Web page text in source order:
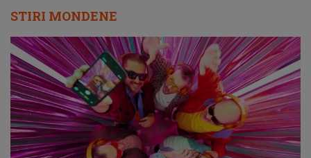
STIRI MONDENE